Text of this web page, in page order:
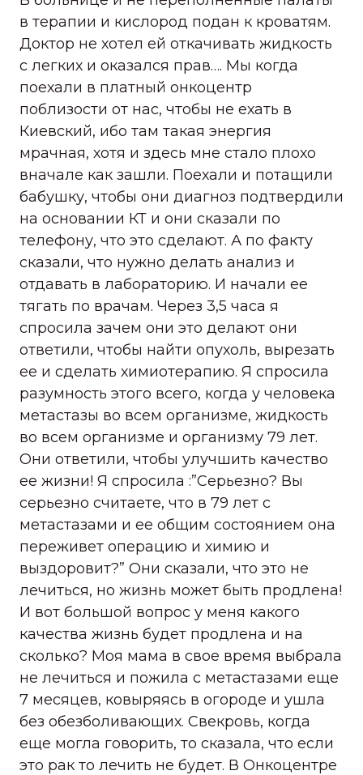
в терапии и кислород подан к кроватям.
Доктор не хотел ей откачивать жидкость
с легких и оказался прав…. Мы когда
поехали в платный онкоцентр
поблизости от нас, чтобы не ехать в
Киевский, ибо там такая энергия
мрачная, хотя и здесь мне стало плохо
вначале как зашли. Поехали и потащили
бабушку, чтобы они диагноз подтвердили
на основании КТ и они сказали по
телефону, что это сделают. А по факту
сказали, что нужно делать анализ и
отдавать в лабораторию. И начали ее
тягать по врачам. Через 3,5 часа я
спросила зачем они это делают они
ответили, чтобы найти опухоль, вырезать
ее и сделать химиотерапию. Я спросила
разумность этого всего, когда у человека
метастазы во всем организме, жидкость
во всем организме и организму 79 лет.
Они ответили, чтобы улучшить качество
ее жизни! Я спросила :”Серьезно? Вы
серьезно считаете, что в 79 лет с
метастазами и ее общим состоянием она
переживет операцию и химию и
выздоровит?” Они сказали, что это не
лечиться, но жизнь может быть продлена!
И вот большой вопрос у меня какого
качества жизнь будет продлена и на
сколько? Моя мама в свое время выбрала
не лечиться и пожила с метастазами еще
7 месяцев, ковыряясь в огороде и ушла
без обезболивающих. Свекровь, когда
еще могла говорить, то сказала, что если
это рак то лечить не будет. В Онкоцентре